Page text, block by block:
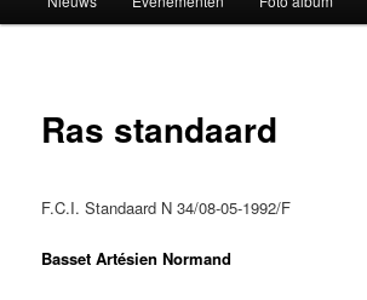
Ras standaard
F.C.I. Standaard N 34/08-05-1992/F
Basset Artésien Normand